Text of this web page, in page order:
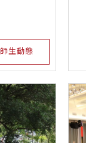
師生動態